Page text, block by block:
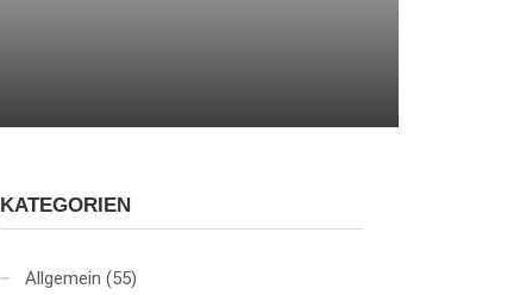
KATEGORIEN
Allgemein (55)